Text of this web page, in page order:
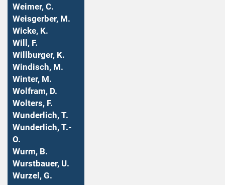
Weimer, C.
Weisgerber, M.
Wicke, K.
Will, F.
Willburger, K.
Windisch, M.
Winter, M.
Wolfram, D.
Wolters, F.
Wunderlich, T.
Wunderlich, T.-
O.
Wurm, B.
Wurstbauer, U.
Wurzel, G.